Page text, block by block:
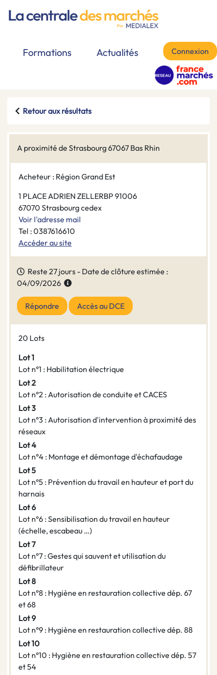
Formations Actualités Connexion
Retour aux résultats
A proximité de Strasbourg 67067 Bas Rhin
Acheteur : Région Grand Est
1 PLACE ADRIEN ZELLERBP 91006
67070 Strasbourg cedex
Voir l'adresse mail
Tel : 0387616610
Accéder au site
Reste 27 jours - Date de clôture estimée :
04/09/2026
Répondre Accès au DCE
20 Lots
Lot 1
Lot n°1 : Habilitation électrique
Lot 2
Lot n°2 : Autorisation de conduite et CACES
Lot 3
Lot n°3 : Autorisation d'intervention à proximité des
réseaux
Lot 4
Lot n°4 : Montage et démontage d'échafaudage
Lot 5
Lot n°5 : Prévention du travail en hauteur et port du
harnais
Lot 6
Lot n°6 : Sensibilisation du travail en hauteur
(échelle, escabeau …)
Lot 7
Lot n°7 : Gestes qui sauvent et utilisation du
défibrillateur
Lot 8
Lot n°8 : Hygiène en restauration collective dép. 67
et 68
Lot 9
Lot n°9 : Hygiène en restauration collective dép. 88
Lot 10
Lot n°10 : Hygiène en restauration collective dép. 57
et 54